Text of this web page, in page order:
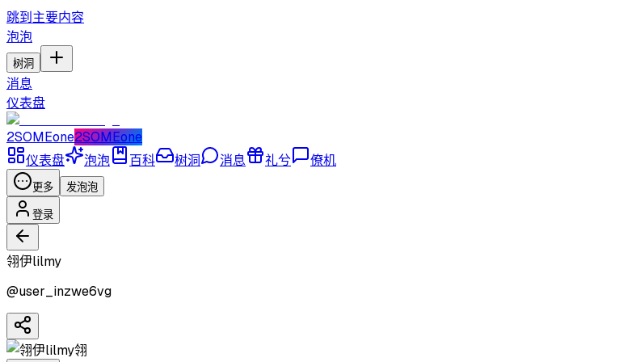
跳到主要内容
泡泡
树洞
消息
仪表盘
2SOMEone2SOMEone
仪表盘
泡泡 百科 树洞 消息 礼兮 僚机
更多 发泡泡
登录
翎伊lilmy
@user_inzwe6vg
翎